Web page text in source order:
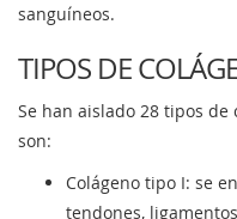
sanguíneos.
TIPOS DE
Se han aislado 28 tipos
son:
Colágeno tipo I: se
tendones,